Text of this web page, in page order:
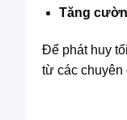
Tăng
Để phát huy
từ các chuyên